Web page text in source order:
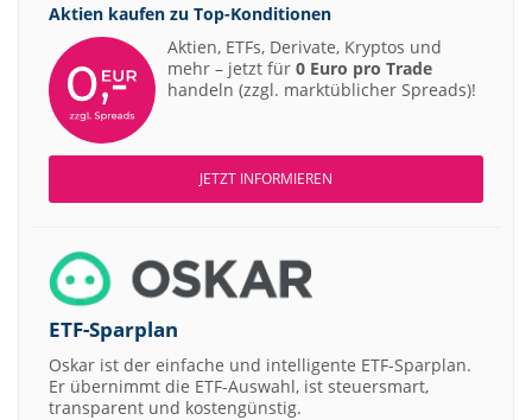
Aktien kaufen zu Top-Konditionen
Aktien, ETFs, Derivate, Kryptos und
mehr – jetzt für 0 Euro pro Trade
handeln (zzgl. marktüblicher Spreads)!
JETZT INFORMIEREN
ETF-Sparplan
Oskar ist der einfache und intelligente ETF-Sparplan.
Er übernimmt die ETF-Auswahl, ist steuersmart,
transparent und kostengünstig.